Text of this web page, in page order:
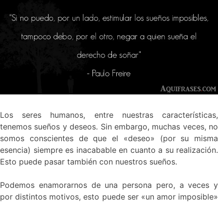
Los seres humanos, entre nuestras características,
tenemos sueños y deseos. Sin embargo, muchas veces, no
somos conscientes de que el «deseo» (por su misma
esencia) siempre es inacabable en cuanto a su realización.
Esto puede pasar también con nuestros sueños.
Podemos enamorarnos de una persona pero, a veces y
por distintos motivos, esto puede ser «un amor imposible»